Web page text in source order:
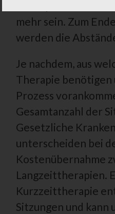
mehr sein. Zum
werden die
Je nachdem, aus
Therapie benötigen
Prozess
Gesamtanzahl der
Gesetzliche
unterscheiden bei
Kostenübernahme
Langzeittherapien.
Kurzzeittherapie
Sitzungen und kann
personenbezogenen
k) Einwilligung
freiwillig für den
Willensbekundung in
sonstigen
der die betroffene
personenbezogenen
Verantwortlichen
Verantwortlicher im Sinne der
Europäischen Union
anderer Bestimmungen mit
Charakter ist die:
Praxis Dr. Dana Sittig